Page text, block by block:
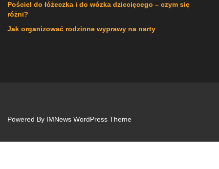
Pościel do łóżeczka i do wózka dziecięcego – czym się
różni?
Jak organizować rodzinne wyprawy na narty
Powered By IMNews WordPress Theme